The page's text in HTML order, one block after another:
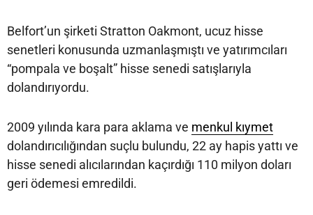
Belfort’un şirketi Stratton Oakmont, ucuz hisse
senetleri konusunda uzmanlaşmıştı ve yatırımcıları
“pompala ve boşalt” hisse senedi satışlarıyla
dolandırıyordu.
2009 yılında kara para aklama ve menkul kıymet
dolandırıcılığından suçlu bulundu, 22 ay hapis yattı ve
hisse senedi alıcılarından kaçırdığı 110 milyon doları
geri ödemesi emredildi.